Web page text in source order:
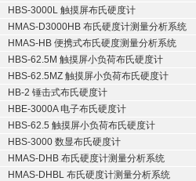
HBS-3000L 触摸屏布氏硬度计
HMAS-D3000HB 布氏硬度计测量分析系统
HMAS-HB 便携式布氏硬度测量分析系统
HBS-62.5M 触摸屏小负荷布氏硬度计
HBS-62.5MZ 触摸屏小负荷布氏硬度计
HB-2 锤击式布氏硬度计
HBE-3000A 电子布氏硬度计
HBS-62.5 触摸屏小负荷布氏硬度计
HBS-3000 数显布氏硬度计
HMAS-DHB 布氏硬度计测量分析系统
HMAS-DHBL 布氏硬度计测量分析系统